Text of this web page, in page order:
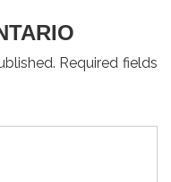
Required fields